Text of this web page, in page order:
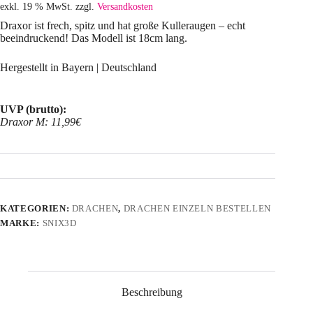
exkl. 19 % MwSt. zzgl. Versandkosten
Draxor ist frech, spitz und hat große Kulleraugen – echt
beeindruckend! Das Modell ist 18cm lang.
Hergestellt in Bayern | Deutschland
UVP (brutto):
Draxor M: 11,99€
KATEGORIEN: DRACHEN, DRACHEN EINZELN BESTELLEN
MARKE: SNIX3D
Beschreibung